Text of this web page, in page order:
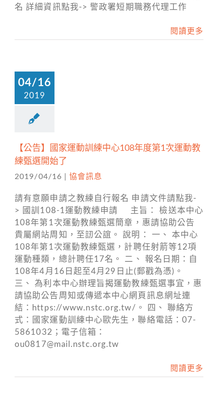
名 詳細資訊點我-> 警政署短期職務代理工作
閱讀更多
04/16
2019
【公告】國家運動訓練中心108年度第1次運動教
練甄選開始了
2019/04/16 協會訊息
請有意願申請之教練自行報名 申請文件請點我-
> 國訓108-1運動教練申請 主旨： 檢送本中心
108年第1次運動教練甄選簡章，惠請協助公告
貴屬網站周知，至訒公誼。 說明： 一、 本中心
108年第1次運動教練甄選，計聘任射箭等12項
運動種類，總計聘任17名。 二、 報名日期：自
108年4月16日起至4月29日止(郵戳為憑)。
三、 為利本中心辦理旨揭運動教練甄選事宜，惠
請協助公告周知或傳遞本中心網頁訊息網址連
結：https://www.nstc.org.tw/。 四、 聯絡方
式：國家運動訓練中心歐先生，聯絡電話：07-
5861032；電子信箱：
ou0817@mail.nstc.org.tw
閱讀更多